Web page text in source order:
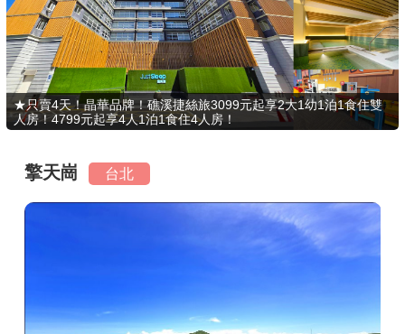
搜尋景點
好康優惠
最新消息
最新留言
★只賣4天！晶華品牌！礁溪捷絲旅3099元起享2大1幼1泊1食住雙
人房！4799元起享4人1泊1食住4人房！
擎天崗 台北